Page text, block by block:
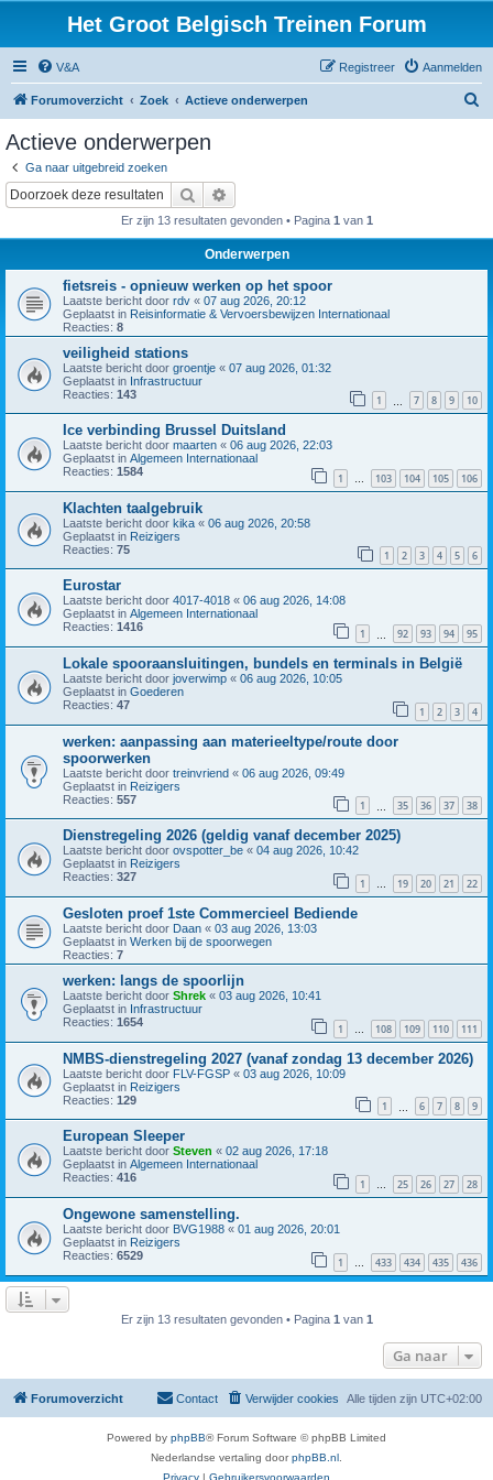
Het Groot Belgisch Treinen Forum
V&A Aanmelden
Registreer
Forumoverzicht Zoek Actieve onderwerpen
Actieve onderwerpen
Ga naar uitgebreid zoeken
Zoek
Er zijn 13 resultaten gevonden • Pagina 1 van 1
Onderwerpen
fietsreis - opnieuw werken op het spoor
Laatste bericht door rdv « 07 aug 2026, 20:12
Geplaatst in Reisinformatie & Vervoersbewijzen Internationaal
Reacties: 8
veiligheid stations
Laatste bericht door groentje « 07 aug 2026, 01:32
Geplaatst in Infrastructuur
Reacties: 143 1 7 8 9 10
Ice verbinding Brussel Duitsland
Laatste bericht door maarten « 06 aug 2026, 22:03
Geplaatst in Algemeen Internationaal
Reacties: 1584 1 … 103 104 105 106
Klachten taalgebruik
Laatste bericht door kika « 06 aug 2026, 20:58
Geplaatst in Reizigers
Reacties: 75 1 2 3 4 5 6
Eurostar
Laatste bericht door 4017-4018 « 06 aug 2026, 14:08
Geplaatst in Algemeen Internationaal
Reacties: 1416 1 92 93 94 95
Lokale spooraansluitingen, bundels en terminals in België
Laatste bericht door joverwimp « 06 aug 2026, 10:05
Geplaatst in Goederen
Reacties: 47 1 2 3 4
werken: aanpassing aan materieeltype/route door
spoorwerken
Laatste bericht door treinvriend « 06 aug 2026, 09:49
Geplaatst in Reizigers
Reacties: 557 1 35 36 37 38
Dienstregeling 2026 (geldig vanaf december 2025)
Laatste bericht door ovspotter_be « 04 aug 2026, 10:42
Geplaatst in Reizigers
Reacties: 327 1 … 19 20 21 22
Gesloten proef 1ste Commercieel Bediende
Laatste bericht door Daan « 03 aug 2026, 13:03
Geplaatst in Werken bij de spoorwegen
Reacties: 7
werken: langs de spoorlijn
Laatste bericht door Shrek « 03 aug 2026, 10:41
Geplaatst in Infrastructuur
Reacties: 1654 1 … 108 109 110 111
NMBS-dienstregeling 2027 (vanaf zondag 13 december 2026)
Laatste bericht door FLV-FGSP « 03 aug 2026, 10:09
Geplaatst in Reizigers
Reacties: 129 1 6 7 8 9
European Sleeper
Laatste bericht door Steven « 02 aug 2026, 17:18
Geplaatst in Algemeen Internationaal
Reacties: 416 1 … 25 26 27 28
Ongewone samenstelling.
Laatste bericht door BVG1988 « 01 aug 2026, 20:01
Geplaatst in Reizigers
Reacties: 6529 1 … 433 434 435 436
Er zijn 13 resultaten gevonden • Pagina 1 van 1
Ga naar
Forumoverzicht Alle tijden zijn UTC+02:00
Verwijder cookies
Contact
Powered by phpBB® Forum Software © phpBB Limited
Nederlandse vertaling doorphpBB.nl
Privacy | Gebruikersvoorwaarden